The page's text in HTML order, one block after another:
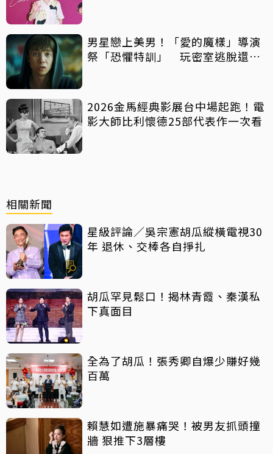
男星戀上美男！「愛的魔樣」導演
祭「恐懼特訓」 玩密室逃脫還得
2026金馬經典影展台中場起跑！電
影大師比利懷德25部代表作一次看
相關新聞
星級評論／吳宗憲胡瓜縱橫電視30
年 退休、交棒各自掙扎
胡瓜罕見鬆口！揭林青霞、秦漢私
下真面目
全為了胡瓜！張秀卿自爆少賺好幾
百萬
賴慧如遭施暴痛哭！被男友抓頭撞
牆 狠推下3層樓